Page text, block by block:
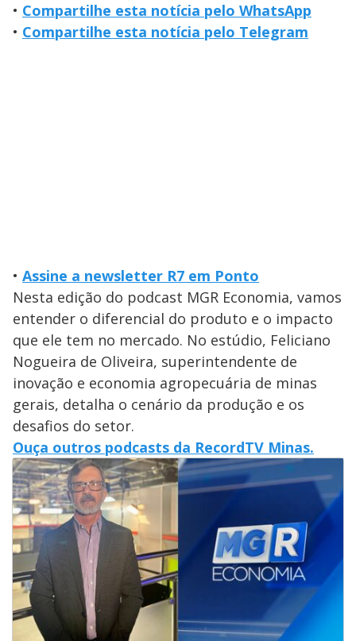
• Compartilhe esta notícia pelo WhatsApp
• Compartilhe esta notícia pelo Telegram
• Assine a newsletter R7 em Ponto
Nesta edição do podcast MGR Economia, vamos
entender o diferencial do produto e o impacto
que ele tem no mercado. No estúdio, Feliciano
Nogueira de Oliveira, superintendente de
inovação e economia agropecuária de minas
gerais, detalha o cenário da produção e os
desafios do setor.
Ouça outros podcasts da RecordTV Minas.⁠